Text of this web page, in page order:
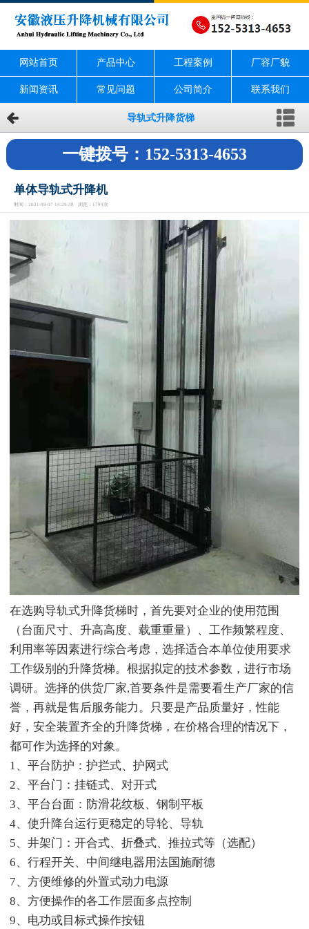
网站首页 产品中心 工程案例 厂容厂貌
新闻资讯 常见问题 公司简介 联系我们
导轨式升降货梯
一键拨号：152-5313-4653
单体导轨式升降机
时间：2021-08-07 14:29:38 浏览：1799次
在选购导轨式升降货梯时，首先要对企业的使用范围
（台面尺寸、升高高度、载重重量）、工作频繁程度、
利用率等因素进行综合考虑，选择适合本单位使用要求
工作级别的升降货梯。根据拟定的技术参数，进行市场
调研。选择的供货厂家,首要条件是需要看生产厂家的信
誉，再就是售后服务能力。只要是产品质量好，性能
好，安全装置齐全的升降货梯，在价格合理的情况下，
都可作为选择的对象。
1、平台防护：护拦式、护网式
2、平台门：挂链式、对开式
3、平台台面：防滑花纹板、钢制平板
4、使升降台运行更稳定的导轮、导轨
5、井架门：开合式、折叠式、推拉式等（选配）
6、行程开关、中间继电器用法国施耐德
7、方便维修的外置式动力电源
8、方便操作的各工作层面多点控制
9、电功或目标式操作按钮